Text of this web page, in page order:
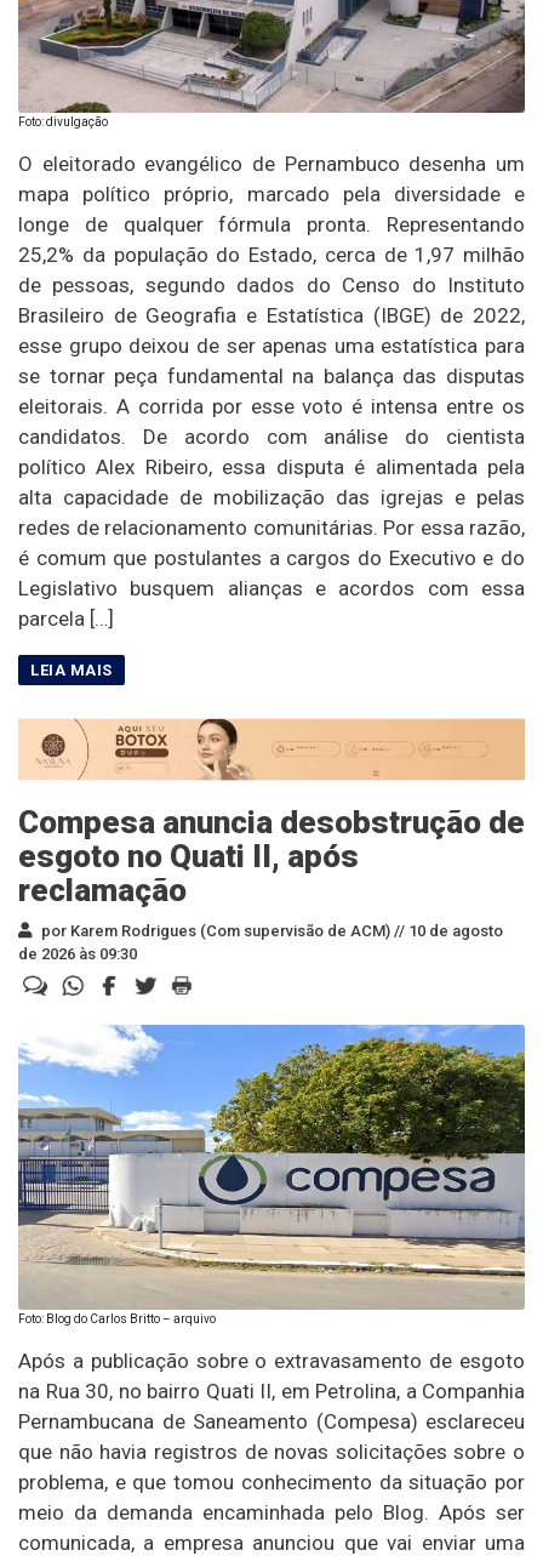
Foto: divulgação
O eleitorado evangélico de Pernambuco desenha um
mapa político próprio, marcado pela diversidade e
longe de qualquer fórmula pronta. Representando
25,2% da população do Estado, cerca de 1,97 milhão
de pessoas, segundo dados do Censo do Instituto
Brasileiro de Geografia e Estatística (IBGE) de 2022,
esse grupo deixou de ser apenas uma estatística para
se tornar peça fundamental na balança das disputas
eleitorais. A corrida por esse voto é intensa entre os
candidatos. De acordo com análise do cientista
político Alex Ribeiro, essa disputa é alimentada pela
alta capacidade de mobilização das igrejas e pelas
redes de relacionamento comunitárias. Por essa razão,
é comum que postulantes a cargos do Executivo e do
Legislativo busquem alianças e acordos com essa
parcela […]
Compesa anuncia desobstrução de
esgoto no Quati II, após
reclamação
por Karem Rodrigues (Com supervisão de ACM) // 10 de agosto
de 2026 às 09:30
Foto: Blog do Carlos Britto – arquivo
Após a publicação sobre o extravasamento de esgoto
na Rua 30, no bairro Quati II, em Petrolina, a Companhia
Pernambucana de Saneamento (Compesa) esclareceu
que não havia registros de novas solicitações sobre o
problema, e que tomou conhecimento da situação por
meio da demanda encaminhada pelo Blog. Após ser
comunicada, a empresa anunciou que vai enviar uma